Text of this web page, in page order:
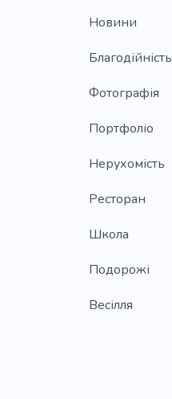
Новини
Благодійність
Фотографія
Портфоліо
Нерухомість
Ресторан
Школа
Подорожі
Весілля